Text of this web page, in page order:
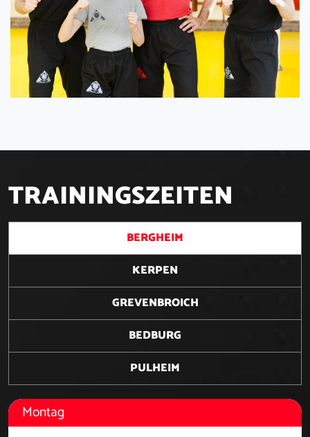
TRAININGSZEITEN
BERGHEIM
KERPEN
GREVENBROICH
BEDBURG
PULHEIM
Montag